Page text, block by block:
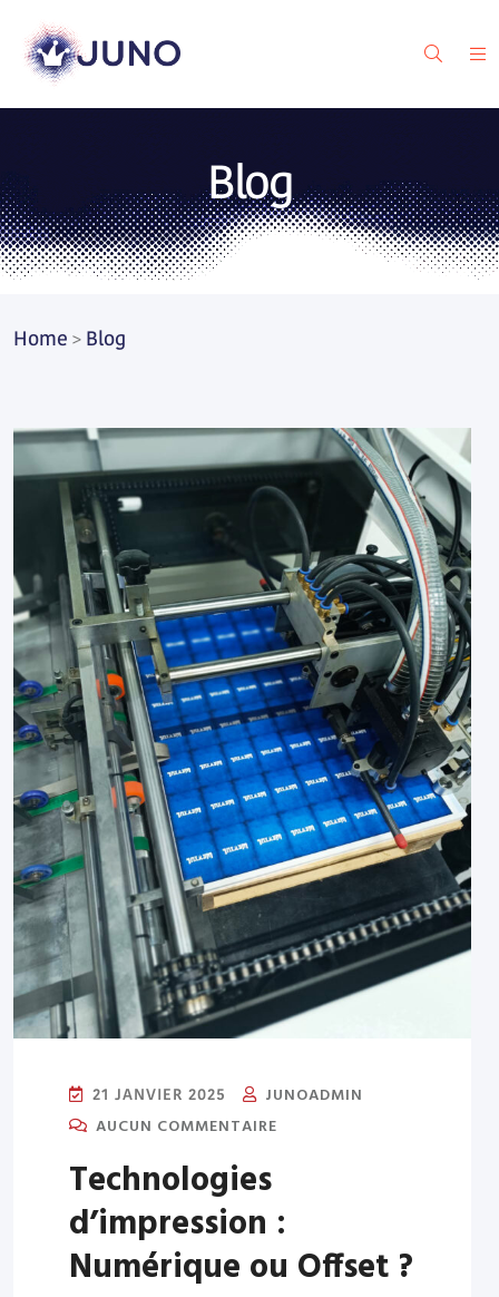
Blog
Home > Blog
Blog
21 JANVIER 2025
JUNOADMIN
AUCUN COMMENTAIRE
Technologies
d’impression :
Numérique ou Offset ?